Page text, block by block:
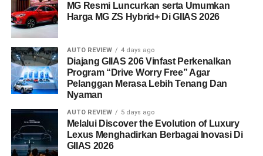
MG Resmi Luncurkan serta Umumkan
Harga MG ZS Hybrid+ Di GIIAS 2026
AUTO REVIEW 4 days ago
Diajang GIIAS 206 Vinfast Perkenalkan
Program “Drive Worry Free” Agar
Pelanggan Merasa Lebih Tenang Dan
Nyaman
AUTO REVIEW 5 days ago
Melalui Discover the Evolution of Luxury
Lexus Menghadirkan Berbagai Inovasi Di
GIIAS 2026